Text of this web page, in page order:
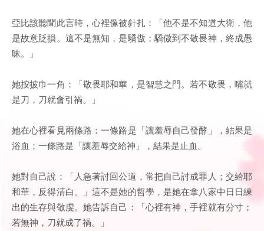
亞比該聽聞此言時，心裡像被針扎：「他不是不知道大衛，他
是故意貶損。這不是無知，是驕傲；驕傲到不敬畏神，終成愚
昧。」
她按披巾一角：「敬畏耶和華，是智慧之門。若不敬畏，嘴就
是刀，刀就會引禍。」
她在心裡看見兩條路：一條路是「讓羞辱自己發酵」，結果是
浴血；一條路是「讓羞辱交給神」，結果是止血。
她對自己說：「人急著討回公道，常把自己討成罪人；交給耶
和華，反得清白。」這不是她的哲學，是她在拿八家中日日練
出的生存與敬虔。她告訴自己：「心裡有神，手裡就有分寸；
若無神，刀就成了禍。」